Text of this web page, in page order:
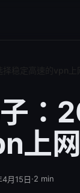
：
上
月15日·2 min